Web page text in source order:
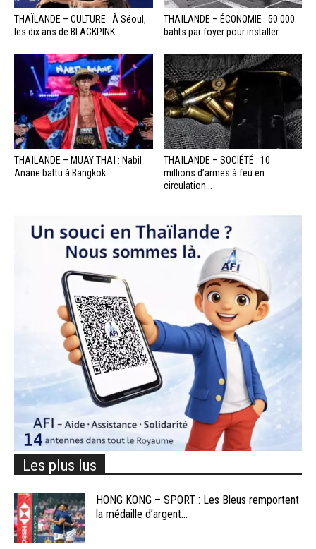
THAÏLANDE – CULTURE : À Séoul,
les dix ans de BLACKPINK...
THAÏLANDE – ÉCONOMIE : 50 000
bahts par foyer pour installer...
THAÏLANDE – MUAY THAÏ : Nabil
Anane battu à Bangkok
THAÏLANDE – SOCIÉTÉ : 10
millions d’armes à feu en
circulation...
Les plus lus
HONG KONG – SPORT : Les Bleus remportent
la médaille d’argent...